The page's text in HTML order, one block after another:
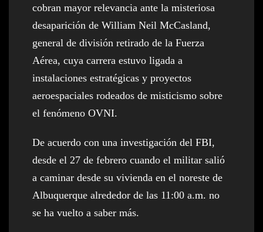
cobran mayor relevancia ante la misteriosa
desaparición de William Neil McCasland,
general de división retirado de la Fuerza
Aérea, cuya carrera estuvo ligada a
instalaciones estratégicas y proyectos
aeroespaciales rodeados de misticismo sobre
el fenómeno OVNI.
De acuerdo con una investigación del FBI,
desde el 27 de febrero cuando el militar salió
a caminar desde su vivienda en el noreste de
Albuquerque alrededor de las 11:00 a.m. no
se ha vuelto a saber más.